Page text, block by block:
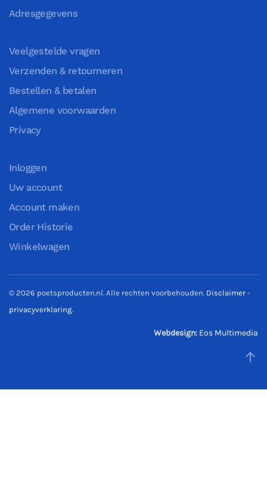
Adresgegevens
Veelgestelde vragen
Verzenden & retourneren
Bestellen & betalen
Algemene voorwaarden
Privacy
Inloggen
Uw account
Account maken
Order Historie
Winkelwagen
© 2026 poetsproducten.nl. Alle rechten voorbehouden. Disclaimer -
privacyverklaring.
Webdesign: Eos Multimedia